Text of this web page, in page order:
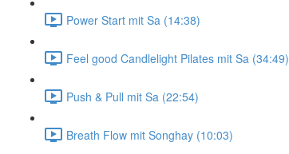
Power Start mit Sa (14:38)
Feel good Candlelight Pilates mit Sa (34:49)
Push & Pull mit Sa (22:54)
Breath Flow mit Songhay (10:03)